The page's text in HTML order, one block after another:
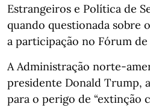
Estrangeiros e Política de
quando questionada sobre
a participação no Fórum de
A Administração norte-
presidente Donald Trump,
para o perigo de “extinção